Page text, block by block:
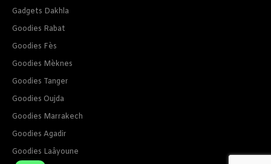
Gadgets Dakhla
Goodies Rabat
Goodies Fès
Goodies Mèknes
Goodies Tanger
Goodies Oujda
Goodies Marrakech
Goodies Agadir
Goodies Laâyoune